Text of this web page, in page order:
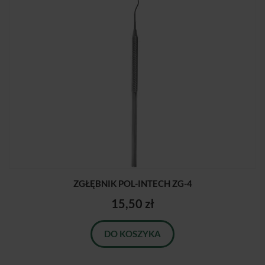
ZGŁĘBNIK POL-INTECH ZG-4
15,50 zł
DO KOSZYKA